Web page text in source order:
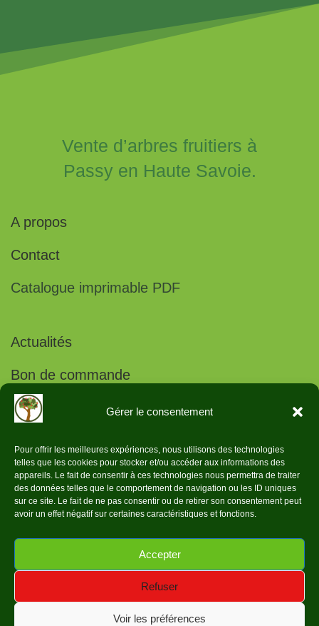
Gérer le consentement
Pour offrir les meilleures expériences, nous utilisons des technologies
telles que les cookies pour stocker et/ou accéder aux informations des
appareils. Le fait de consentir à ces technologies nous permettra de traiter
des données telles que le comportement de navigation ou les ID uniques
sur ce site. Le fait de ne pas consentir ou de retirer son consentement peut
avoir un effet négatif sur certaines caractéristiques et fonctions.
Accepter
Refuser
Voir les préférences
Vente d’arbres fruitiers à
Passy en Haute Savoie.
A propos
Contact
Catalogue imprimable PDF
Actualités
Bon de commande
Projets vergers conservatoires
Données légales
Réalisation Web Video Service ©2024